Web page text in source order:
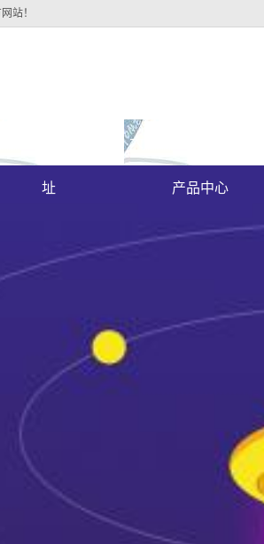
站！
大富豪官方下载地
址
豪官方下载地址的
大富豪官方下载地址的
产品中心
原木门
实木复合门